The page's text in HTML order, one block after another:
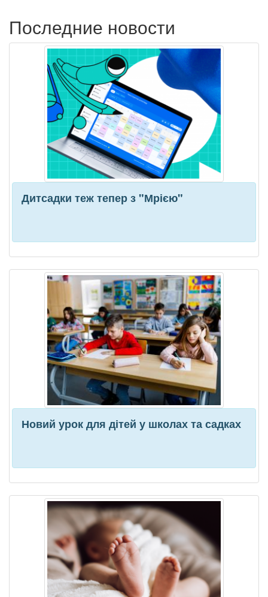
Последние новости
Дитсадки теж тепер з "Мрією"
Новий урок для дітей у школах та садках